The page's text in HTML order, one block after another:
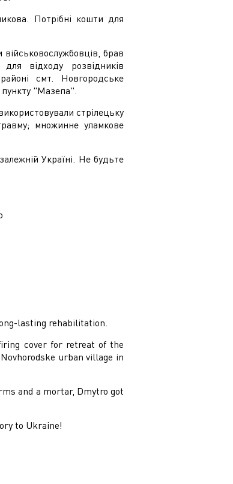
Потрібні кошти для
брав
відходу розвідників
смт. Новгородське
пункту "Мазепа".
стрілецьку
множинне уламкове
Україні. Не будьте
lasting rehabilitation.
cover for retreat of the
urban village in
and a mortar, Dmytro got
to Ukraine!